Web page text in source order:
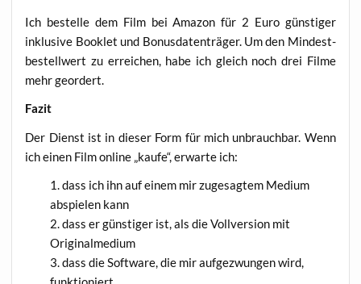
Ich bestel­le dem Film bei Ama­zon für 2 Euro güns­ti­ger
inklu­si­ve Book­let und Bonus­da­ten­trä­ger. Um den Min­dest­
be­stell­wert zu errei­chen, habe ich gleich noch drei Fil­me
mehr geordert.
Fazit
Der Dienst ist in die­ser Form für mich unbrauch­bar. Wenn
ich einen Film online „kau­fe“, erwar­te ich:
dass ich ihn auf einem mir zuge­sag­tem Medi­um
abspie­len kann
dass er güns­ti­ger ist, als die Voll­ver­si­on mit
Originalmedium
dass die Soft­ware, die mir auf­ge­zwun­gen wird,